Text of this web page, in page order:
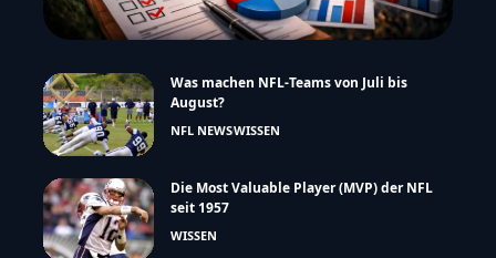
Was machen NFL-Teams von Juli bis
August?
NFL NEWSWISSEN
Die Most Valuable Player (MVP) der NFL
seit 1957
WISSEN